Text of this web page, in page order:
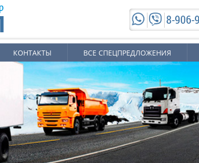
8-906-
КОНТАКТЫ ВСЕ СПЕЦПРЕДЛОЖЕНИЯ